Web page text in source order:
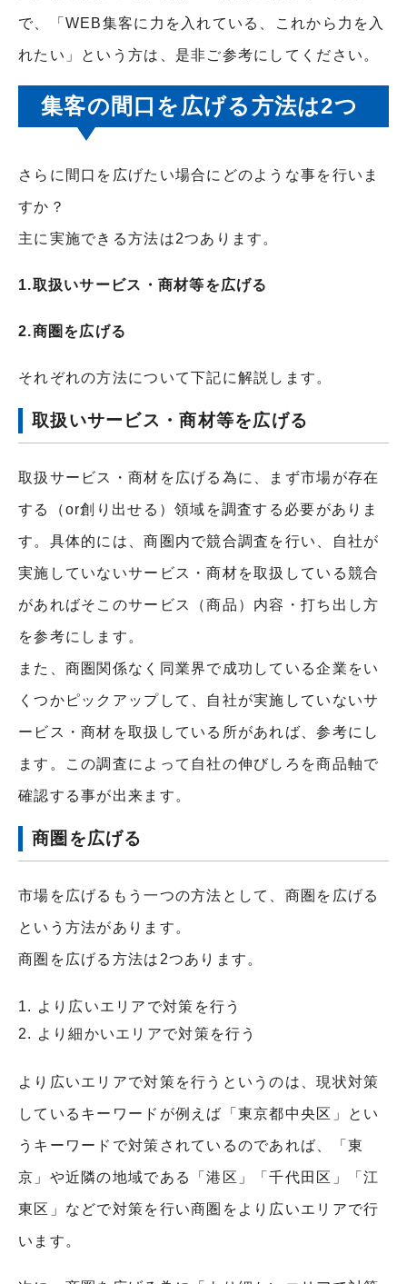
で、「WEB集客に力を入れている、これから力を入
れたい」という方は、是非ご参考にしてください。
集客の間口を広げる方法は2つ
さらに間口を広げたい場合にどのような事を行いま
すか？
主に実施できる方法は2つあります。
1.取扱いサービス・商材等を広げる
2.商圏を広げる
それぞれの方法について下記に解説します。
取扱いサービス・商材等を広げる
取扱サービス・商材を広げる為に、まず市場が存在
する（or創り出せる）領域を調査する必要がありま
す。 具体的には、商圏内で競合調査を行い、自社が
実施していないサービス・商材を取扱している競合
があればそこのサービス（商品）内容・打ち出し方
を参考にします。
また、商圏関係なく同業界で成功している企業をい
くつかピックアップして、自社が実施していないサ
ービス・商材を取扱している所があれば、参考にし
ます。この調査によって自社の伸びしろを商品軸で
確認する事が出来ます。
商圏を広げる
市場を広げるもう一つの方法として、商圏を広げる
という方法があります。
商圏を広げる方法は2つあります。
より広いエリアで対策を行う
より細かいエリアで対策を行う
より広いエリアで対策を行うというのは、現状対策
しているキーワードが例えば「東京都中央区」とい
うキーワードで対策されているのであれば、「東
京」や近隣の地域である「港区」「千代田区」「江
東区」などで対策を行い商圏をより広いエリアで行
います。